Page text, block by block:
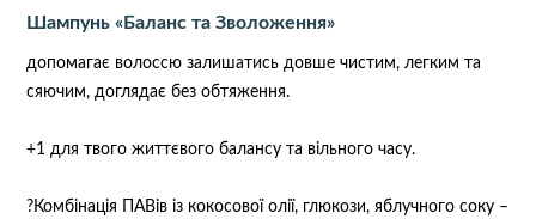
Шампунь «Баланс та Зволоження»
допомагає волоссю залишатись довше чистим, легким та
сяючим, доглядає без обтяження.
+1 для твого життєвого балансу та вільного часу.
?Комбінація ПАВів із кокосової олії, глюкози, яблучного соку –